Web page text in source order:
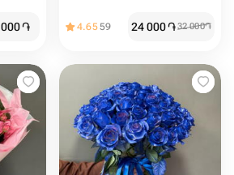
֏ 4.6559 24 000֏32 000֏